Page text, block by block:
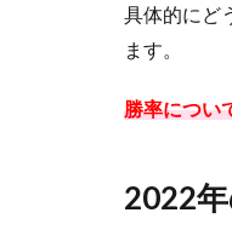
具体的にど
ます。
勝率につい
2022